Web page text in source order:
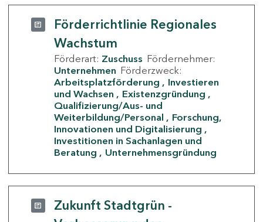
Förderrichtlinie Regionales
Wachstum
Förderart: Zuschuss Fördernehmer:
Unternehmen Förderzweck:
Arbeitsplatzförderung
Investieren
und Wachsen
Existenzgründung
Qualifizierung/Aus- und
Weiterbildung/Personal
Forschung,
Innovationen und Digitalisierung
Investitionen in Sachanlagen und
Beratung
Unternehmensgründung
Zukunft Stadtgrün -